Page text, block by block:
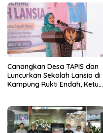
Canangkan Desa TAPIS dan
Luncurkan Sekolah Lansia di
Kampung Rukti Endah, Ketua
dari Desa